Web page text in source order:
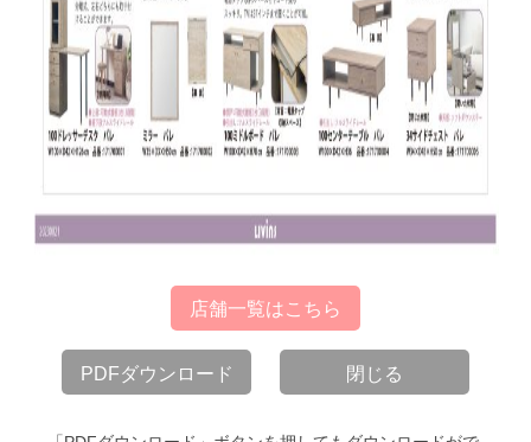
店舗一覧はこちら
PDFダウンロード 閉じる